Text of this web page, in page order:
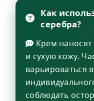
Как
серебра?
Крем
и сухую кожу.
варьироваться
соблюдать